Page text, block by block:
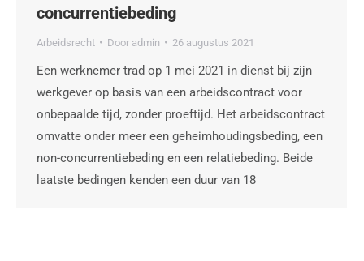
concurrentiebeding
Arbeidsrecht Door admin 26 augustus 2021
Een werknemer trad op 1 mei 2021 in dienst bij zijn
werkgever op basis van een arbeidscontract voor
onbepaalde tijd, zonder proeftijd. Het arbeidscontract
omvatte onder meer een geheimhoudingsbeding, een
non-concurrentiebeding en een relatiebeding. Beide
laatste bedingen kenden een duur van 18